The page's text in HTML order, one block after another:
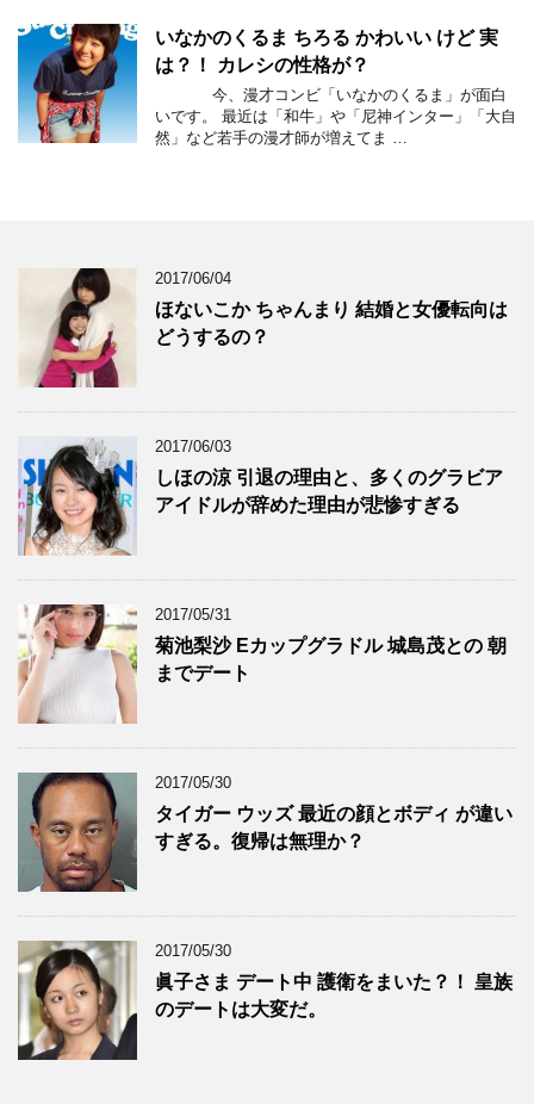
いなかのくるま ちろる かわいい けど 実
は？！ カレシの性格が？
今、漫才コンビ「いなかのくるま」が面白
いです。 最近は「和牛」や「尼神インター」「大自
然」など若手の漫才師が増えてま …
2017/06/04
ほないこか ちゃんまり 結婚と女優転向は
どうするの？
2017/06/03
しほの涼 引退の理由と、多くのグラビア
アイドルが辞めた理由が悲惨すぎる
2017/05/31
菊池梨沙 Eカップグラドル 城島茂との 朝
までデート
2017/05/30
タイガー ウッズ 最近の顔とボディ が違い
すぎる。復帰は無理か？
2017/05/30
眞子さま デート中 護衛をまいた？！ 皇族
のデートは大変だ。